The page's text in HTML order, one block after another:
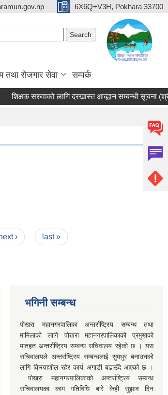
6X6Q+V3H, Pokhara 33700
तथा रोजगार सेवा सम्पर्क
शिक्षक सरुवाको लागि दरखास्त आव्ह्वान सम्बन्धी सूचना (श्री
› last »
भगिनी सम्बन्ध
पोखरा महानगरपालिका अन्तर्राष्ट्रिय सम्बन्ध तथा
मामिलाको लागि पोखरा महानगरपालिकाको प्रमुखको
मातहत अन्तर्राष्ट्रिय सम्बन्ध सचिवालय रहेको छ । यस
सचिवालयले अन्तर्राष्ट्रिय सम्बन्धलाई सुमधुर बनाउनको
लागि क्रियाशील रहेर कार्य अगाडी बढाउँदै आएको छ ।
पोखरा महानगरपालिकाको अन्तर्राष्ट्रिय सम्बन्ध
सचिवालयका काम गतिविधि बारे केही सुझाव दिन